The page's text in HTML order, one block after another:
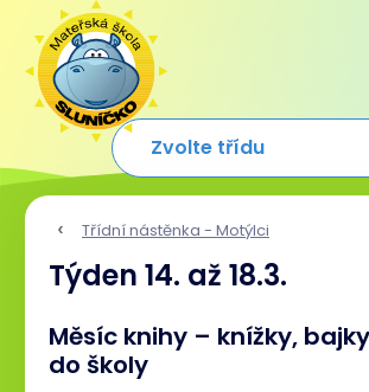
Třídní nástěnka - Motýlci
Týden 14. až 18.3.
Měsíc knihy – knížky,
do školy